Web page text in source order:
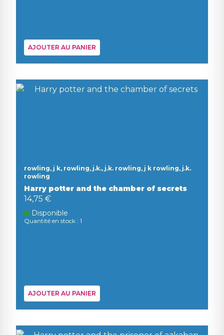
AJOUTER AU PANIER
rowling, j k, rowling, j.k., j.k. rowling, j k rowling, j.k.
rowling
Harry potter and the chamber of secrets
14,75 €
Disponible
Quantité en stock : 1
AJOUTER AU PANIER